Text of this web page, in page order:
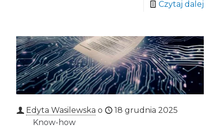
Czytaj dalej
Edyta Wasilewska o
18 grudnia 2025
Know-how